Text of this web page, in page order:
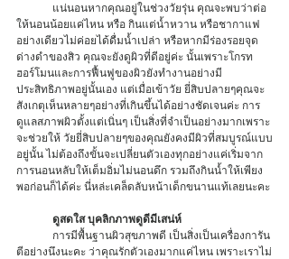
ให้นอนน้อยแค่ไหน หรือ กินแต่น้ำหวาน หรือชากาแฟ
อย่างเดียวไม่ค่อยได้ดื่มน้ำเปล่า หรือหากมีร่องรอยจุด
ด่างดำของสิว คุณจะยังดูผิวที่ดีอยู่ค่ะ นั้นเพราะโกรท
ฮอร์โมนและการฟื้นฟูของผิวยังทำงานอย่างมี
ประสิทธิภาพอยู่นั้นเอง แต่เมื่อเข้าวัย ยี่สิบปลายๆคุณจะ
สังเกตุเห็นหลายๆอย่างที่เกินขึ้นได้อย่างชัดเจนค่ะ การ
ดูแลสภาพผิวตั้งแต่เนิ่นๆ เป็นสิ่งที่จำเป็นอย่างมากเพราะ
จะช่วยให้ วัยยี่สิบปลายๆของคุณยังคงมีผิวที่สมบูรณ์แบบ
อยู่นั้น ไม่ต้องถึงขั้นจะเปลี่ยนตัวเองทุกอย่างแค่เริ่มจาก
การนอนหลับให้เต็มอิ่มไม่นอนดึก รวมถึงกินน้ำให้เพียง
พอก่อนก็ได้ค่ะ นี่หล่ะเคล็ดลับหน้าเด็กขนานแท้เลยนะคะ
ดูสดใส บุคลิกภาพดูดีมีเสน่ห์
ตีอย่างนึงนะคะ ว่าคุณรักตัวเองมากแค่ไหน เพราะเราไม่